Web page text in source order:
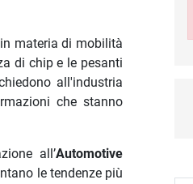
materia di mobilità
di chip e le pesanti
all'industria
che stanno
all’Automotive
le tendenze più